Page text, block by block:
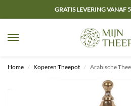
GRATIS LEVERING VANAF
Home / Koperen Theepot / Arabische